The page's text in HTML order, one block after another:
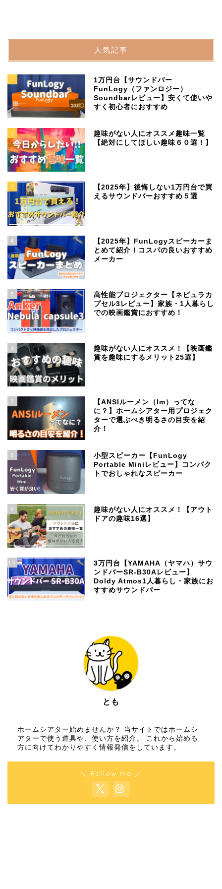
人気記事
1
1万円台【サウンドバー
FunLogy（ファンロジー）
Soundbarレビュー】安くて使いや
すく初心者におすすめ
2
趣味がない人にオススメ趣味一覧
【絶対にしてほしい趣味６０選！】
3
【2025年】後悔しない1万円台で買
えるサウンドバーおすすめ５選
4
【2025年】FunLogyスピーカーま
とめて紹介！コスパの良いおすすめ
メーカー
5
高性能プロジェクター【ネビュラカ
プセル3レビュー】家族・1人暮らし
での映画鑑賞におすすめ！
6
趣味がない人にオススメ！【映画鑑
賞を趣味にするメリット25選】
7
【ANSIルーメン（lm）ってな
に？】ホームシアター用プロジェク
ターで選ぶべき明るさの目安を紹
介！
8
小型スピーカー【FunLogy
Portable Miniレビュー】コンパク
トでおしゃれなスピーカー
9
趣味がない人にオススメ！【アウト
ドアの趣味16選】
10
3万円台【YAMAHA（ヤマハ）サウ
ンドバーSR-B30Aレビュー】
Doldy Atmos1人暮らし・家族にお
すすめサウンドバー
とも
ホームシアター始めませんか？ 当サイトではホームシ
アターで使う道具や、使い方を紹介。 これから始める
方に向けてわかりやすく情報発信をしています。
＼ Follow me ／